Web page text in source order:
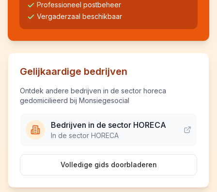
Professioneel postbeheer
Vergaderzaal beschikbaar
Gelijkaardige bedrijven
Ontdek andere bedrijven in de sector horeca
gedomicilieerd bij Monsiegesocial
Bedrijven in de sector HORECA
In de sector HORECA
Volledige gids doorbladeren